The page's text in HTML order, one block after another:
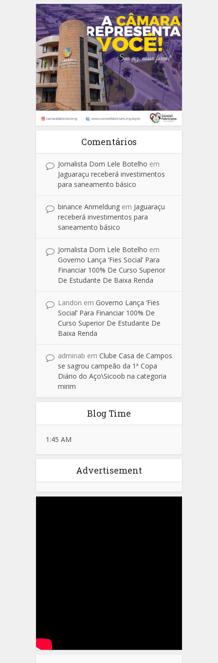
Comentários
Jornalista Dom Lele Botelho em
Jaguaraçu receberá investimentos
para saneamento básico
binance Anmeldung em Jaguaraçu
receberá investimentos para
saneamento básico
Jornalista Dom Lele Botelho em
Governo Lança ‘Fies Social’ Para
Financiar 100% De Curso Superior
De Estudante De Baixa Renda
Landon em Governo Lança ‘Fies
Social’ Para Financiar 100% De
Curso Superior De Estudante De
Baixa Renda
adminab em Clube Casa de Campos
se sagrou campeão da 1ª Copa
Diário do Aço\Sicoob na categoria
mirim
Blog Time
1:45 AM
Advertisement